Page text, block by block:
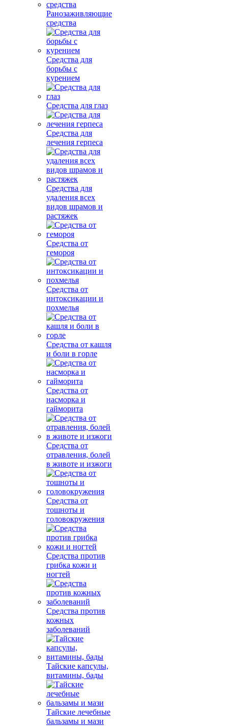
Ранозаживляющие
средства
Средства для
борьбы с
курением
Средства для глаз
Средства для
лечения герпеса
Средства для
удаления всех
видов шрамов и
растяжек
Средства от
гемороя
Средства от
интоксикации и
похмелья
Средства от кашля
и боли в горле
Средства от
насморка и
гайморита
Средства от
отравления, болей
в животе и изжоги
Средства от
тошноты и
головокружения
Средства против
грибка кожи и
ногтей
Средства против
кожных
заболеваний
Тайские капсулы,
витамины, бады
Тайские лечебные
бальзамы и мази